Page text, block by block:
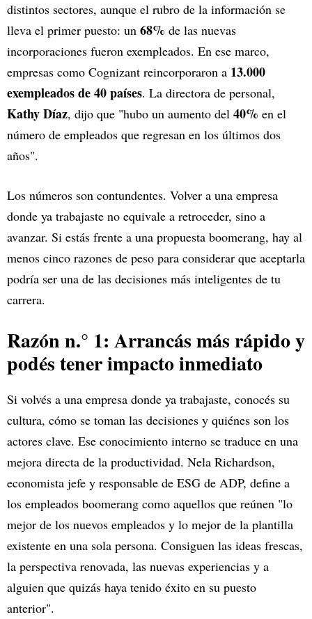
distintos sectores, aunque el rubro de la información se
lleva el primer puesto: un 68% de las nuevas
incorporaciones fueron exempleados. En ese marco,
empresas como Cognizant reincorporaron a 13.000
exempleados de 40 países. La directora de personal,
Kathy Díaz, dijo que "hubo un aumento del 40% en el
número de empleados que regresan en los últimos dos
años".
Los números son contundentes. Volver a una empresa
donde ya trabajaste no equivale a retroceder, sino a
avanzar. Si estás frente a una propuesta boomerang, hay al
menos cinco razones de peso para considerar que aceptarla
podría ser una de las decisiones más inteligentes de tu
carrera.
Razón n.° 1: Arrancás más rápido y
podés tener impacto inmediato
Si volvés a una empresa donde ya trabajaste, conocés su
cultura, cómo se toman las decisiones y quiénes son los
actores clave. Ese conocimiento interno se traduce en una
mejora directa de la productividad. Nela Richardson,
economista jefe y responsable de ESG de ADP, define a
los empleados boomerang como aquellos que reúnen "lo
mejor de los nuevos empleados y lo mejor de la plantilla
existente en una sola persona. Consiguen las ideas frescas,
la perspectiva renovada, las nuevas experiencias y a
alguien que quizás haya tenido éxito en su puesto
anterior".